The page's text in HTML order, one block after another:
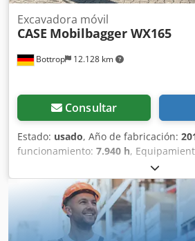
Bottrop 12.128 km
Excavadora móvil
CASE Mobilbagger WX165
Consultar
Estado: usado, Año de fabricación:
funcionamiento: 7.940 h,
, MINIESTACIÓN DE
Tipo: WX165 (Excavadora hidráulica)
homologación: N211 Fabricante del
del motor: 105 kW Horas de
máximo permitido: 18 000 kg
8,19 m Ancho para el transporte: 1,91